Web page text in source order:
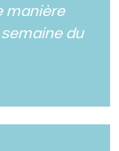
manière
du